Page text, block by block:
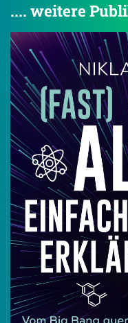
.... weitere